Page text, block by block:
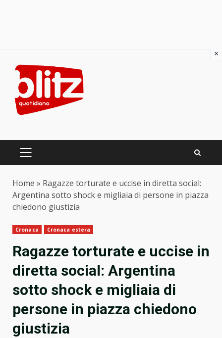
content
PRIMARY
Home » Ragazze torturate e uccise in diretta social:
Argentina sotto shock e migliaia di persone in piazza
chiedono giustizia
Cronaca Cronaca estera
Ragazze torturate e uccise in
diretta social: Argentina
sotto shock e migliaia di
persone in piazza chiedono
giustizia
×